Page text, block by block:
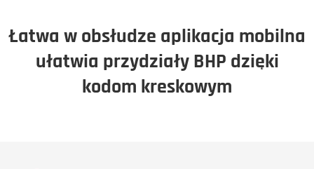
Łatwa w obsłudze aplikacja mobilna
ułatwia przydziały BHP dzięki
kodom kreskowym